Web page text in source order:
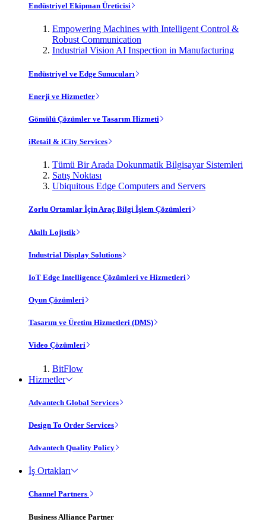
Endüstriyel Ekipman Üreticisi
Empowering Machines with Intelligent Control &
Robust Communication
Industrial Vision AI Inspection in Manufacturing
Endüstriyel ve Edge Sunucuları
Enerji ve Hizmetler
Gömülü Çözümler ve Tasarım Hizmeti
iRetail & iCity Services
Tümü Bir Arada Dokunmatik Bilgisayar Sistemleri
Satış Noktası
Ubiquitous Edge Computers and Servers
Zorlu Ortamlar İçin Araç Bilgi İşlem Çözümleri
Akıllı Lojistik
Industrial Display Solutions
IoT Edge Intelligence Çözümleri ve Hizmetleri
Oyun Çözümleri
Tasarım ve Üretim Hizmetleri (DMS)
Video Çözümleri
BitFlow
Hizmetler
Advantech Global Services
Design To Order Services
Advantech Quality Policy
İş Ortakları
Channel Partners
Business Alliance Partner